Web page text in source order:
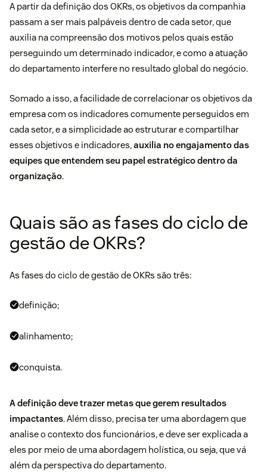
A partir da definição dos OKRs, os objetivos da companhia
passam a ser mais palpáveis dentro de cada setor, que
auxilia na compreensão dos motivos pelos quais estão
perseguindo um determinado indicador, e como a atuação
do departamento interfere no resultado global do negócio.
Somado a isso, a facilidade de correlacionar os objetivos da
empresa com os indicadores comumente perseguidos em
cada setor, e a simplicidade ao estruturar e compartilhar
esses objetivos e indicadores,auxilia no engajamento das
equipes que entendem seu papel estratégico dentro da
organização.
Quais são as fases do ciclo de
gestão de OKRs?
As fases do ciclo de gestão de OKRs são três:
definição;
alinhamento;
conquista.
A definição deve trazer metas que gerem resultados
impactantes. Além disso, precisa ter uma abordagem que
analise o contexto dos funcionários, e deve ser explicada a
eles por meio de uma abordagem holística, ou seja, que vá
além da perspectiva do departamento.